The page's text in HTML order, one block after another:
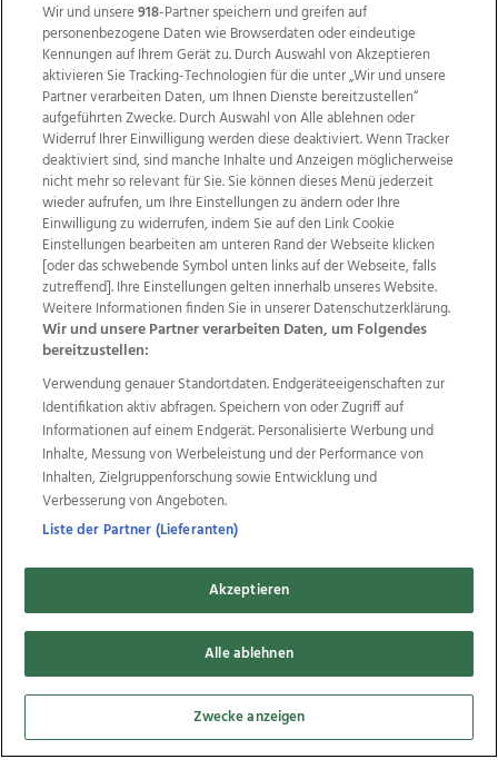
Wir über uns Mediadaten Kontakt
Jobs
Datenschutz
Impressum
AGB Anzeigekunden
AGB Website
Ehrenkodex Politische Werbung
Weitere Angebote des Medienhauses Wimmer
TV1 di-mog-i.at OÖNow
Ischler Woche
Life Radio
OÖNachrichten
OÖN Immobilien
OÖN Karriere
OÖN Reise
Promenaden Galerien
Regionaljobs
wasistlos.at
Copyrights © 2026 Tips Zeitungs GmbH & Co KG
developed by11x11.net
Cookie Einstellungen bearbeiten
Wir und unsere918-Partner speichern und greifen auf
personenbezogene Daten wie Browserdaten oder eindeutige
Kennungen auf Ihrem Gerät zu. Durch Auswahl von Akzeptieren
aktivieren Sie Tracking-Technologien für die unter „Wir und unsere
Partner verarbeiten Daten, um Ihnen Dienste bereitzustellen“
aufgeführten Zwecke. Durch Auswahl von Alle ablehnen oder
Widerruf Ihrer Einwilligung werden diese deaktiviert. Wenn Tracker
deaktiviert sind, sind manche Inhalte und Anzeigen möglicherweise
nicht mehr so relevant für Sie. Sie können dieses Menü jederzeit
wieder aufrufen, um Ihre Einstellungen zu ändern oder Ihre
Einwilligung zu widerrufen, indem Sie auf den Link Cookie
Einstellungen bearbeiten am unteren Rand der Webseite klicken
[oder das schwebende Symbol unten links auf der Webseite, falls
zutreffend]. Ihre Einstellungen gelten innerhalb unseres Website.
Weitere Informationen finden Sie in unserer Datenschutzerklärung.
Wir und unsere Partner verarbeiten Daten, um Folgendes
bereitzustellen:
Verwendung genauer Standortdaten. Endgeräteeigenschaften zur
Identifikation aktiv abfragen. Speichern von oder Zugriff auf
Informationen auf einem Endgerät. Personalisierte Werbung und
Inhalte, Messung von Werbeleistung und der Performance von
Inhalten, Zielgruppenforschung sowie Entwicklung und
Verbesserung von Angeboten.
Liste der Partner (Lieferanten)
Akzeptieren
Alle ablehnen
Zwecke anzeigen